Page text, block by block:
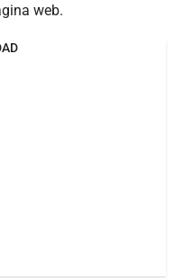
web.